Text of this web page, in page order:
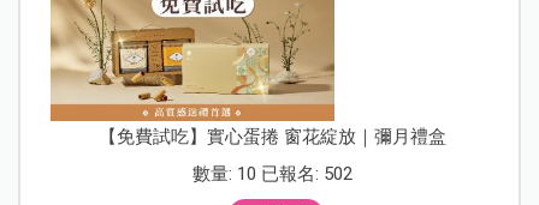
【免費試吃】實心蛋捲 窗花綻放｜彌月禮盒
數量: 10 已報名: 502